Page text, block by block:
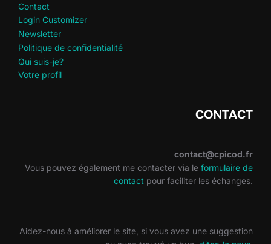
Contact
Login Customizer
Newsletter
Politique de confidentialité
Qui suis-je?
Votre profil
CONTACT
contact@cpicod.fr
Vous pouvez également me contacter via le formulaire de
contact pour faciliter les échanges.
Aidez-nous à améliorer le site, si vous avez une suggestion